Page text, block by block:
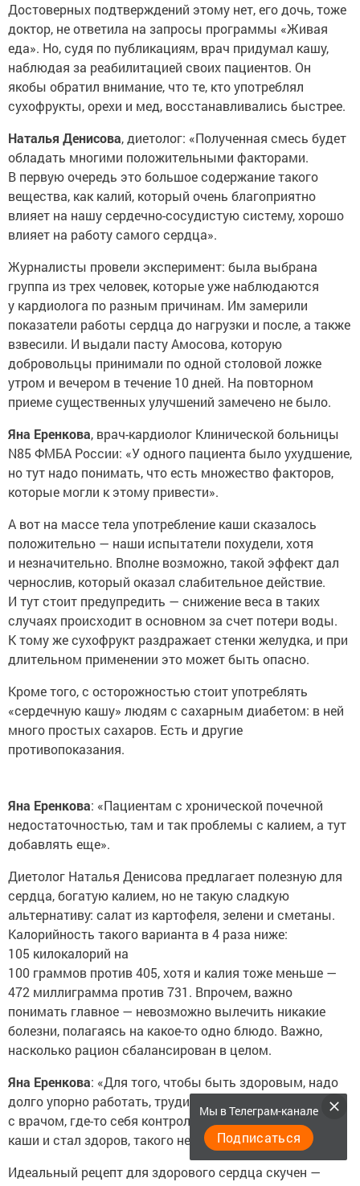
Достоверных подтверждений этому нет, его дочь, тоже
доктор, не ответила на запросы программы «Живая
еда». Но, судя по публикациям, врач придумал кашу,
наблюдая за реабилитацией своих пациентов. Он
якобы обратил внимание, что те, кто употреблял
сухофрукты, орехи и мед, восстанавливались быстрее.
Наталья Денисова, диетолог: «Полученная смесь будет
обладать многими положительными факторами.
В первую очередь это большое содержание такого
вещества, как калий, который очень благоприятно
влияет на нашу сердечно-сосудистую систему, хорошо
влияет на работу самого сердца».
Журналисты провели эксперимент: была выбрана
группа из трех человек, которые уже наблюдаются
у кардиолога по разным причинам. Им замерили
показатели работы сердца до нагрузки и после, а также
взвесили. И выдали пасту Амосова, которую
добровольцы принимали по одной столовой ложке
утром и вечером в течение 10 дней. На повторном
приеме существенных улучшений замечено не было.
Яна Еренкова, врач-кардиолог Клинической больницы
N85 ФМБА России: «У одного пациента было ухудшение,
но тут надо понимать, что есть множество факторов,
которые могли к этому привести».
А вот на массе тела употребление каши сказалось
положительно — наши испытатели похудели, хотя
и незначительно. Вполне возможно, такой эффект дал
чернослив, который оказал слабительное действие.
И тут стоит предупредить — снижение веса в таких
случаях происходит в основном за счет потери воды.
К тому же сухофрукт раздражает стенки желудка, и при
длительном применении это может быть опасно.
Кроме того, с осторожностью стоит употреблять
«сердечную кашу» людям с сахарным диабетом: в ней
много простых сахаров. Есть и другие
противопоказания.
Яна Еренкова: «Пациентам с хронической почечной
недостаточностью, там и так проблемы с калием, а тут
добавлять еще».
Диетолог Наталья Денисова предлагает полезную для
сердца, богатую калием, но не такую сладкую
альтернативу: салат из картофеля, зелени и сметаны.
Калорийность такого варианта в 4 раза ниже:
105 килокалорий на
100 граммов против 405, хотя и калия тоже меньше —
472 миллиграмма против 731. Впрочем, важно
понимать главное — невозможно вылечить никакие
болезни, полагаясь на какое-то одно блюдо. Важно,
насколько рацион сбалансирован в целом.
Яна Еренкова: «Для того, чтобы быть здоровым, надо
долго упорно работать, трудиться, где-то совместно
с врачом, где-то себя контролировать. А так, что поел
каши и стал здоров, такого не бывает».
Идеальный рецепт для здорового сердца скучен —
Мы в Телеграм-канале
Подписаться